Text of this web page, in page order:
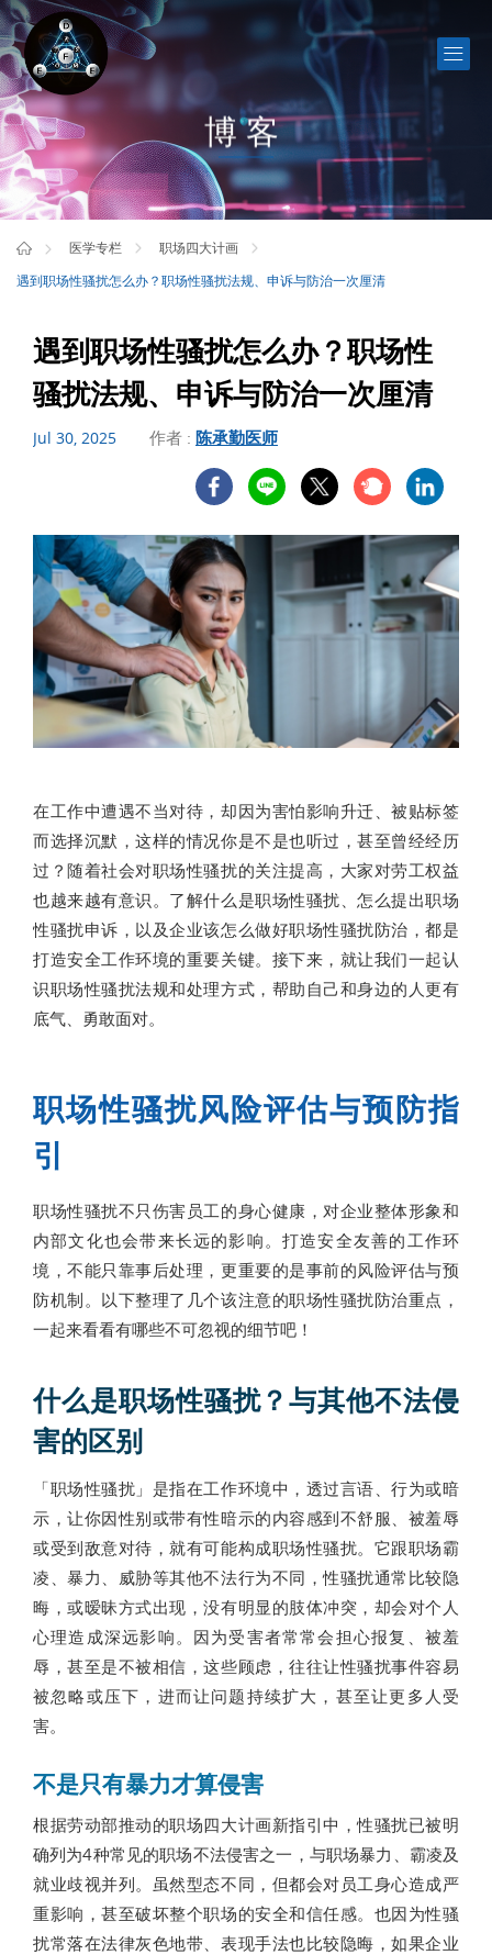
博客
医学专栏
职场四大计画
遇到职场性骚扰怎么办？职场性骚扰法规、申诉与防治一次厘清
遇到职场性骚扰怎么办？职场性
骚扰法规、申诉与防治一次厘清
Jul 30, 2025 作者 : 陈承勤医师
在工作中遭遇不当对待，却因为害怕影响升迁、被贴标签
而选择沉默，这样的情况你是不是也听过，甚至曾经经历
过？随着社会对职场性骚扰的关注提高，大家对劳工权益
也越来越有意识。了解什么是职场性骚扰、怎么提出职场
性骚扰申诉，以及企业该怎么做好职场性骚扰防治，都是
打造安全工作环境的重要关键。接下来，就让我们一起认
识职场性骚扰法规和处理方式，帮助自己和身边的人更有
底气、勇敢面对。
职场性骚扰风险评估与预防指
引
职场性骚扰不只伤害员工的身心健康，对企业整体形象和
内部文化也会带来长远的影响。打造安全友善的工作环
境，不能只靠事后处理，更重要的是事前的风险评估与预
防机制。以下整理了几个该注意的职场性骚扰防治重点，
一起来看看有哪些不可忽视的细节吧！
什么是职场性骚扰？与其他不法侵
害的区别
「职场性骚扰」是指在工作环境中，透过言语、行为或暗
示，让你因性别或带有性暗示的内容感到不舒服、被羞辱
或受到敌意对待，就有可能构成职场性骚扰。它跟职场霸
凌、暴力、威胁等其他不法行为不同，性骚扰通常比较隐
晦，或暧昧方式出现，没有明显的肢体冲突，却会对个人
心理造成深远影响。因为受害者常常会担心报复、被羞
辱，甚至是不被相信，这些顾虑，往往让性骚扰事件容易
被忽略或压下，进而让问题持续扩大，甚至让更多人受
害。
不是只有暴力才算侵害
根据劳动部推动的职场四大计画新指引中，性骚扰已被明
确列为4种常见的职场不法侵害之一，与职场暴力、霸凌及
就业歧视并列。虽然型态不同，但都会对员工身心造成严
重影响，甚至破坏整个职场的安全和信任感。也因为性骚
扰常落在法律灰色地带、表现手法也比较隐晦，如果企业